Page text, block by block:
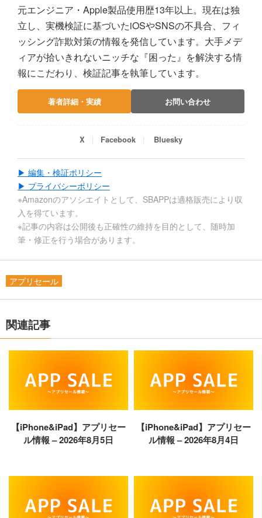
元エンジニア・Apple製品使用歴13年以上。現在は独
立し、実機検証に基づいたiOSやSNSの不具合、フィ
ッシング詐欺対策の情報を発信しています。大手メデ
ィアが拾いきれないニッチな『困った』を解決する情
報にこだわり、検証記事を執筆しています。
著者詳細・実績 お問い合わせ
X Facebook Bluesky
▶ 編集・検証ポリシー
▶ プライバシーポリシー
※Amazonのアソシエイトとして、SBAPPは適格販売により収
入を得ています。
※記事の内容は公開後も正確性の維持を目的として、随時加
筆・修正を行う場合があります。
アプリセール
関連記事
【iPhone&iPad】アプリセー
ル情報 – 2026年8月5日
【iPhone&iPad】アプリセー
ル情報 – 2026年8月4日